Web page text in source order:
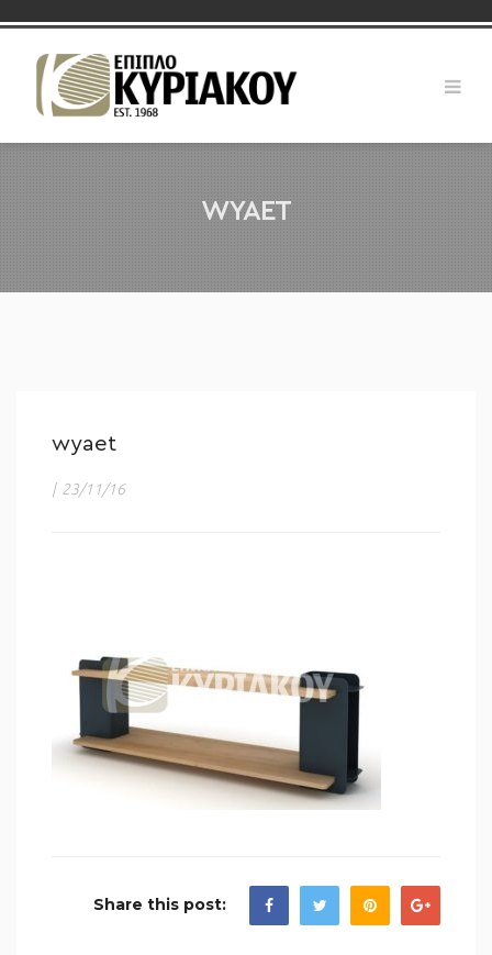
WYAET
wyaet
| 23/11/16
Share this post: